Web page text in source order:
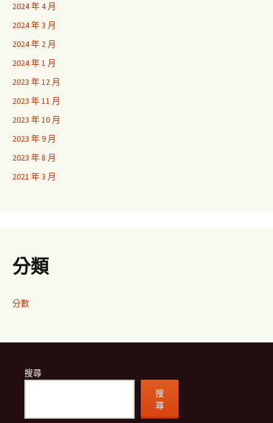
2024 年 4 月
2024 年 3 月
2024 年 2 月
2024 年 1 月
2023 年 12 月
2023 年 11 月
2023 年 10 月
2023 年 9 月
2023 年 8 月
2021 年 3 月
分類
分數
搜尋
搜
尋